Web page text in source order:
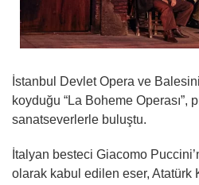
İstanbul Devlet Opera ve
koyduğu “La Boheme Operası”,
sanatseverlerle buluştu.
İtalyan besteci Giacomo
olarak kabul edilen eser, Atatürk